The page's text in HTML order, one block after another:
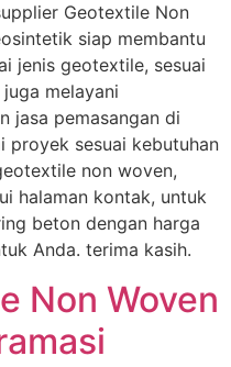
Geotextile Non
siap membantu
jenis geotextile, sesuai
melayani
jasa pemasangan di
proyek sesuai kebutuhan
non woven,
halaman kontak, untuk
beton dengan harga
Anda. terima kasih.
Non Woven